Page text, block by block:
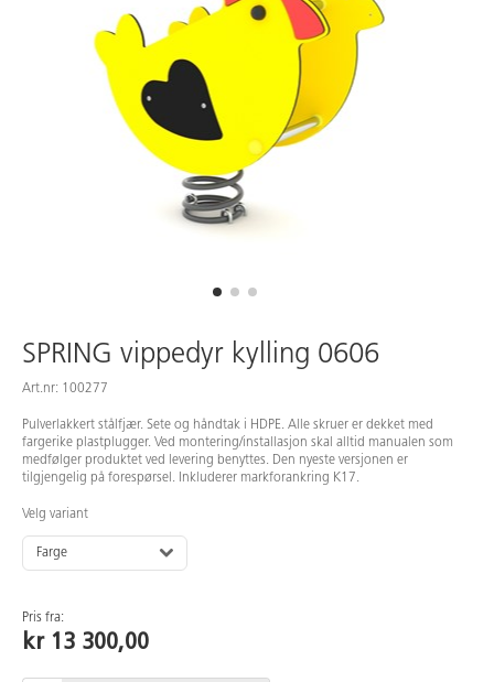
SPRING vippedyr kylling 0606
Art.nr: 100277
Pulverlakkert stålfjær. Sete og håndtak i HDPE. Alle skruer er dekket med
fargerike plastplugger. Ved montering/installasjon skal alltid manualen som
medfølger produktet ved levering benyttes. Den nyeste versjonen er
tilgjengelig på forespørsel. Inkluderer markforankring K17.
Velg variant
Farge
Pris fra:
kr 13 300,00